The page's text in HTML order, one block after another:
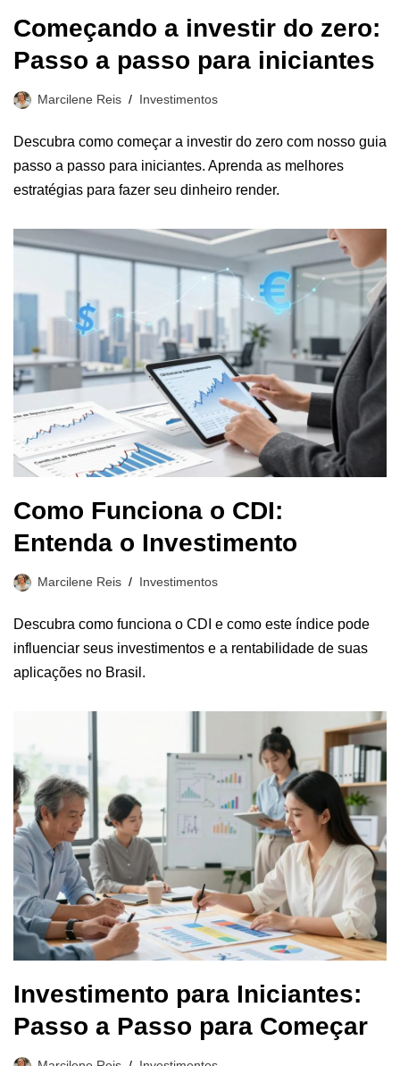
Começando a investir do zero:
Passo a passo para iniciantes
Marcilene Reis Investimentos
Descubra como começar a investir do zero com nosso guia
passo a passo para iniciantes. Aprenda as melhores
estratégias para fazer seu dinheiro render.
Como Funciona o CDI:
Entenda o Investimento
Marcilene Reis Investimentos
Descubra como funciona o CDI e como este índice pode
influenciar seus investimentos e a rentabilidade de suas
aplicações no Brasil.
Investimento para Iniciantes:
Passo a Passo para Começar